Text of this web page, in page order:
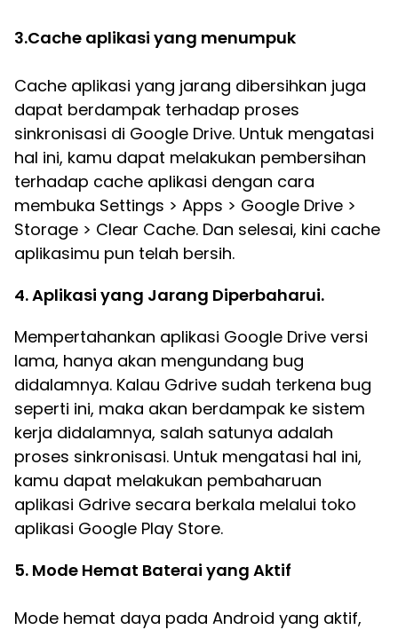
3.Cache aplikasi yang menumpuk
Cache aplikasi yang jarang dibersihkan juga
dapat berdampak terhadap proses
sinkronisasi di Google Drive. Untuk mengatasi
hal ini, kamu dapat melakukan pembersihan
terhadap cache aplikasi dengan cara
membuka Settings > Apps > Google Drive >
Storage > Clear Cache. Dan selesai, kini cache
aplikasimu pun telah bersih.
4. Aplikasi yang Jarang Diperbaharui.
Mempertahankan aplikasi Google Drive versi
lama, hanya akan mengundang bug
didalamnya. Kalau Gdrive sudah terkena bug
seperti ini, maka akan berdampak ke sistem
kerja didalamnya, salah satunya adalah
proses sinkronisasi. Untuk mengatasi hal ini,
kamu dapat melakukan pembaharuan
aplikasi Gdrive secara berkala melalui toko
aplikasi Google Play Store.
5. Mode Hemat Baterai yang Aktif
Mode hemat daya pada Android yang aktif,